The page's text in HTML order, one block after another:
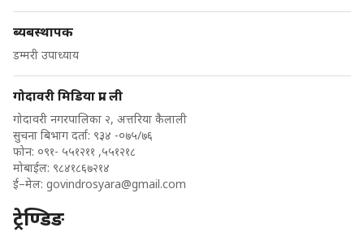
ब्यबस्थापक
डम्मरी उपाध्याय
गोदावरी मिडिया प्रा. ली
गोदावरी नगरपालिका २, अत्तरिया कैलाली
सुचना बिभाग दर्ता: ९३४ -०७५/७६
फोन: ०९१- ५५१२११ ,५५१२१८
मोबाईल: ९८४१८६७२१४
ई–मेल: govindrosyara@gmail.com
ट्रेण्डिङ